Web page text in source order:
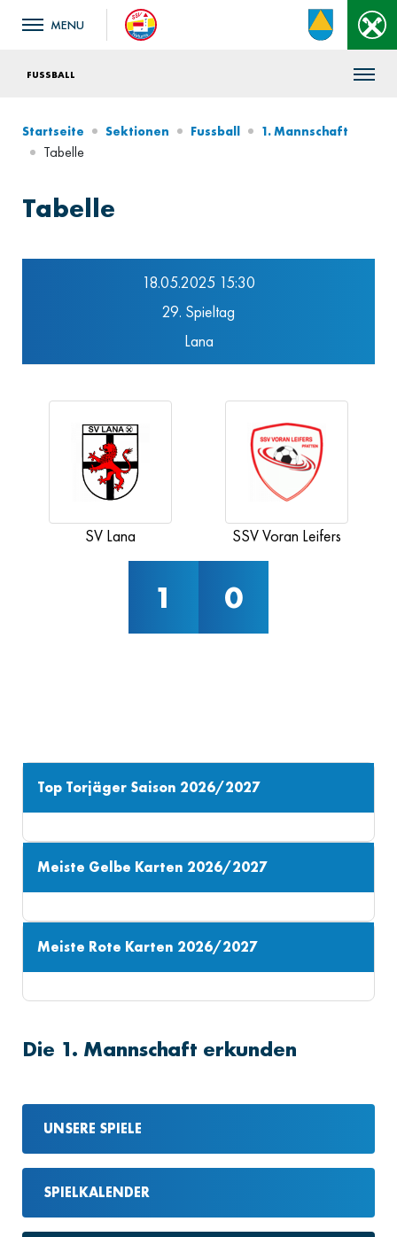
FUSSBALL
Startseite Sektionen Fussball 1. Mannschaft
Tabelle
Tabelle
18.05.2025 15:30
29. Spieltag
Lana
SV Lana SSV Voran Leifers
1 0
Top Torjäger Saison 2026/2027
Meiste Gelbe Karten 2026/2027
Meiste Rote Karten 2026/2027
Die 1. Mannschaft erkunden
UNSERE SPIELE
SPIELKALENDER